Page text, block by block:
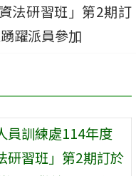
法研習班」第2期訂
躍派員參加
員訓練處114年度
研習班」第2期訂於